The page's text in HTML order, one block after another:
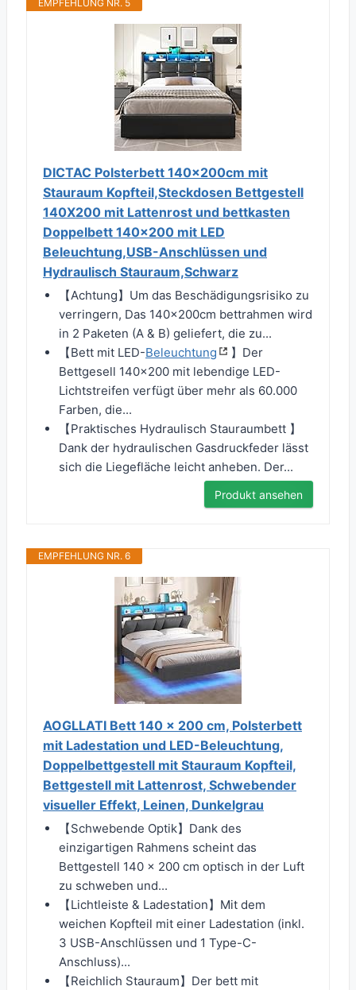
EMPFEHLUNG NR. 5
DICTAC Polsterbett 140x200cm mit
Stauraum Kopfteil,Steckdosen Bettgestell
140X200 mit Lattenrost und bettkasten
Doppelbett 140x200 mit LED
Beleuchtung,USB-Anschlüssen und
Hydraulisch Stauraum,Schwarz
【Achtung】Um das Beschädigungsrisiko zu
verringern, Das 140x200cm bettrahmen wird
in 2 Paketen (A & B) geliefert, die zu...
【Bett mit LED-Beleuchtung
】Der
Bettgesell 140x200 mit lebendige LED-
Lichtstreifen verfügt über mehr als 60.000
Farben, die...
【Praktisches Hydraulisch Stauraumbett 】
Dank der hydraulischen Gasdruckfeder lässt
sich die Liegefläche leicht anheben. Der...
Produkt ansehen
EMPFEHLUNG NR. 6
AOGLLATI Bett 140 x 200 cm, Polsterbett
mit Ladestation und LED-Beleuchtung,
Doppelbettgestell mit Stauraum Kopfteil,
Bettgestell mit Lattenrost, Schwebender
visueller Effekt, Leinen, Dunkelgrau
【Schwebende Optik】Dank des
einzigartigen Rahmens scheint das
Bettgestell 140 x 200 cm optisch in der Luft
zu schweben und...
【Lichtleiste & Ladestation】Mit dem
weichen Kopfteil mit einer Ladestation (inkl.
3 USB-Anschlüssen und 1 Type-C-
Anschluss)...
【Reichlich Stauraum】Der bett mit